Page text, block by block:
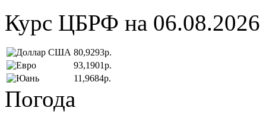
Курс ЦБРФ на 06.08.2026
80,9293р.
93,1901р.
11,9684р.
Погода